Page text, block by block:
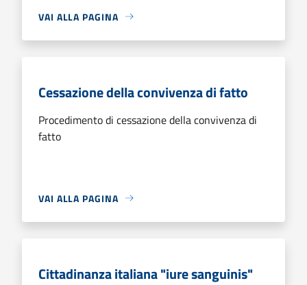
VAI ALLA PAGINA
Cessazione della convivenza di fatto
Procedimento di cessazione della convivenza di
fatto
VAI ALLA PAGINA
Cittadinanza italiana "iure sanguinis"